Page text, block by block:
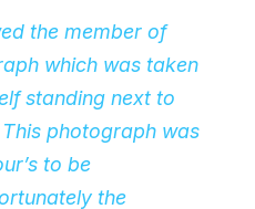
the member of
which was taken
standing next to
photograph was
to be
the